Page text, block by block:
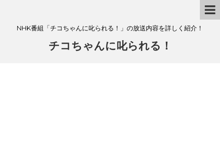
NHK番組「チコちゃんに叱られる！」の放送内容を詳しく紹介！
チコちゃんに叱られる！